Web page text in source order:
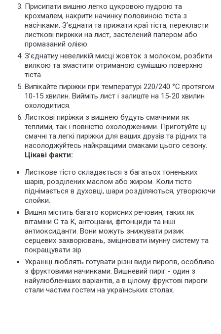
Присипати вишню легко цукровою пудрою та
крохмалем, накрити начинку половиною тіста з
насічками. З’єднати та прижати краї тіста, перекласти
листкові пиріжки на лист, застелений папером або
промазаний олією.
З’єднатиу невеликій мисці жовток з молоком, розбити
вилкою та змастити отриманою сумішшю поверхню
тіста.
Випікайте пиріжки при температурі 220/240 °С протягом
10-15 хвилин. Вийміть лист і залиште на 15-20 хвилин
охолодитися.
Листкові пиріжки з вишнею будуть смачними як
теплими, так і повністю охолодженими. Приготуйте ці
смачні та легкі пиріжки для ваших друзів та рідних та
насолоджуйтесь найкращими смаками цього сезону.
Цікаві факти:
Листкове тісто складається з багатьох тоненьких
шарів, розділених маслом або жиром. Коли тісто
піднімається в духовці, шари розділяються, утворюючи
слойки.
Вишня містить багато корисних речовин, таких як
вітаміни С та К, антоціани, фітонциди та інші
антиоксиданти. Вони можуть знижувати ризик
серцевих захворювань, зміцнювати імунну систему та
покращувати зір.
Українці люблять готувати різні види пирогів, особливо
з фруктовими начинками. Вишневий пиріг - один з
найулюбленіших варіантів, а в цілому фруктові пироги
стали частим гостем на українських столах.